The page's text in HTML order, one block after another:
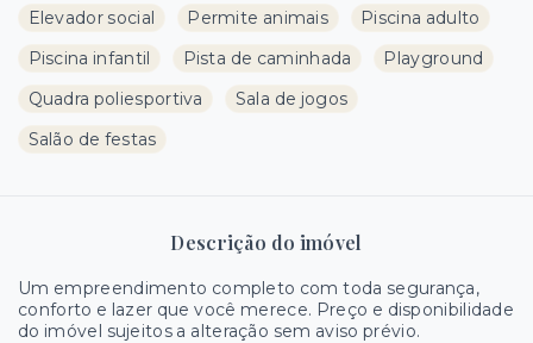
Elevador social
Permite animais
Piscina adulto
Piscina infantil
Pista de caminhada
Playground
Quadra poliesportiva
Sala de jogos
Salão de festas
Descrição do imóvel
Um empreendimento completo com toda segurança,
conforto e lazer que você merece. Preço e disponibilidade
do imóvel sujeitos a alteração sem aviso prévio.